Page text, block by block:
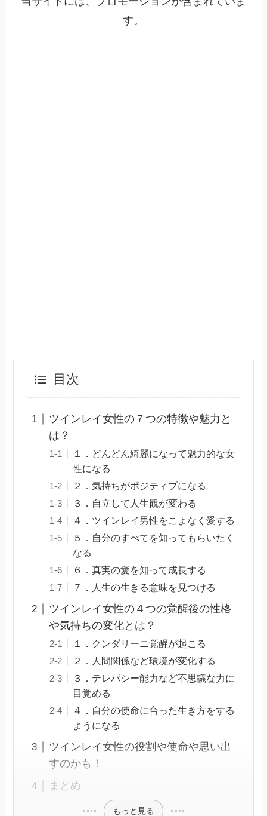
す。
目次
ツインレイ女性の７つの特徴や魅力と
は？
１．どんどん綺麗になって魅力的な女
性になる
２．気持ちがポジティブになる
３．自立して人生観が変わる
４．ツインレイ男性をこよなく愛する
５．自分のすべてを知ってもらいたく
なる
６．真実の愛を知って成長する
７．人生の生きる意味を見つける
ツインレイ女性の４つの覚醒後の性格
や気持ちの変化とは？
１．クンダリーニ覚醒が起こる
２．人間関係など環境が変化する
３．テレパシー能力など不思議な力に
目覚める
４．自分の使命に合った生き方をする
ようになる
ツインレイ女性の役割や使命や思い出
すのかも！
まとめ
もっと見る